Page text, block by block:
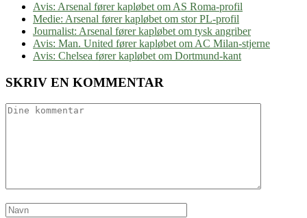
Avis: Arsenal fører kapløbet om AS Roma-profil
Medie: Arsenal fører kapløbet om stor PL-profil
Journalist: Arsenal fører kapløbet om tysk angriber
Avis: Man. United fører kapløbet om AC Milan-stjerne
Avis: Chelsea fører kapløbet om Dortmund-kant
SKRIV EN KOMMENTAR